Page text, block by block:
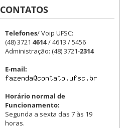
CONTATOS
Telefones/ Voip UFSC:
(48) 3721 4614/ 4613 / 5456
Administração: (48) 3721-2314
E-mail:
Horário normal de
Funcionamento:
Segunda a sexta das 7 às 19
horas.